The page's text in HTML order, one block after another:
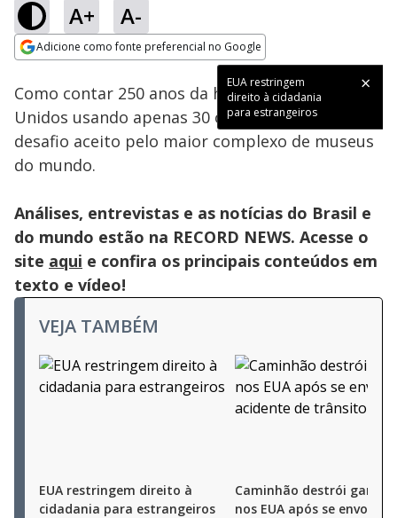
A+ A-
Adicione como fonte preferencial no Google
EUA restringem
direito à cidadania
para estrangeiros
Ativar
Loaded:
53.45%
Como contar 250 anos da história dos Estados
Unidos usando apenas 30 objetos? Esse foi o
desafio aceito pelo maior complexo de museus
do mundo.
Análises, entrevistas e as notícias do Brasil e
do mundo estão na RECORD NEWS. Acesse o
site aqui e confira os principais conteúdos em
texto e vídeo!
VEJA TAMBÉM
EUA restringem direito à
cidadania para estrangeiros
Caminhão destrói
nos EUA após se envolver